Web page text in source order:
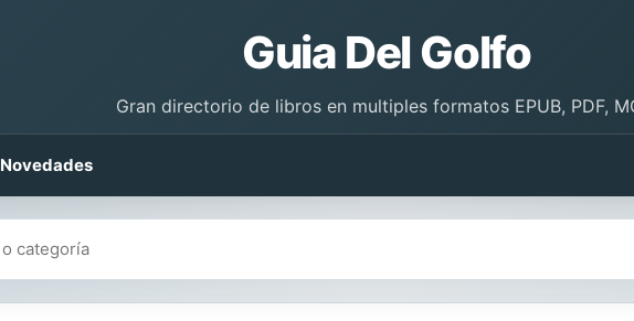
Guia Del Golfo
Gran directorio de libros en multiples formatos EPUB, PDF,
Novedades